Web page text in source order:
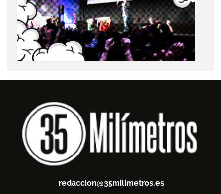
redaccion@35milimetros.es